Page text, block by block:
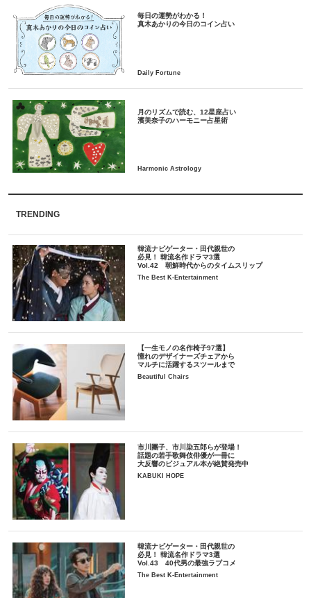
毎日の運勢がわかる！
月のリズムで読む、12星座占い
TRENDING
韓流ナビゲーター・田代親世の
必見！ 韓流名作ドラマ3選
Vol.42 朝鮮時代からのタイムスリップ
The Best K-Entertainment
【一生モノの名作椅子97選】
憧れのデザイナーズチェアから
マルチに活躍するスツールまで
Beautiful Chairs
市川團子、市川染五郎らが登場！
話題の若手歌舞伎俳優が一冊に
大反響のビジュアル本が絶賛発売中
KABUKI HOPE
韓流ナビゲーター・田代親世の
必見！ 韓流名作ドラマ3選
Vol.43 40代男の最強ラブコメ
The Best K-Entertainment